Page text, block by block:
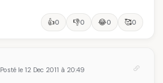
👍0 👎0 😂0 🥰0
Posté le 12 Dec 2011 à 20:49